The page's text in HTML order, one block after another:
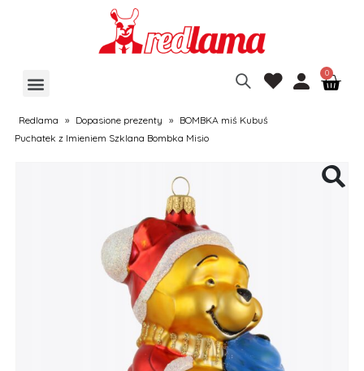
Redlama » Dopasione prezenty » BOMBKA miś Kubuś
Puchatek z Imieniem Szklana Bombka Misio